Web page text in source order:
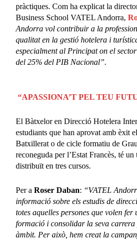
pràctiques. Com ha explicat la
Business School VATEL Andorra,
Andorra vol contribuir a la
qualitat en la gestió hotelera i
especialment al Principat on el
del 25% del PIB Nacional”.
“APASSIONA’T PEL TEU
El Bàtxelor en Direcció Hotelera
estudiants que han aprovat amb èxit
Batxillerat o de cicle formatiu de
reconeguda per l’Estat Francès, té
distribuït en tres cursos.
Per a Roser Daban: “VATEL
informació sobre els estudis de
totes aquelles persones que volen fer
formació i consolidar la seva carrera
àmbit. Per això, hem creat la